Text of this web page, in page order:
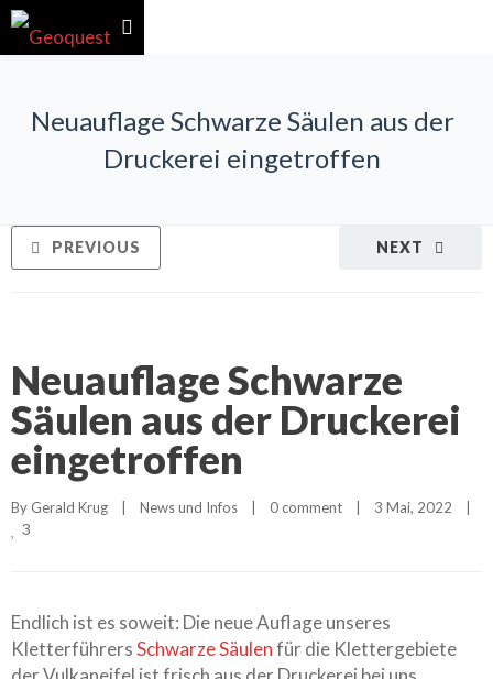
Neuauflage Schwarze Säulen aus der
Druckerei eingetroffen
NEXT
PREVIOUS
Neuauflage Schwarze
Säulen aus der Druckerei
eingetroffen
By Gerald Krug News und Infos 0 comment 3 Mai, 2022
3
Endlich ist es soweit: Die neue Auflage unseres
KletterführersSchwarze Säulenfür die Klettergebiete